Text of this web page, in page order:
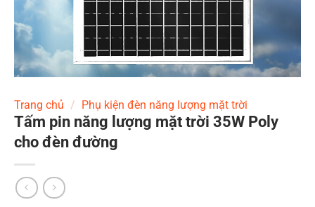
Trang chủ / Phụ kiện đèn năng lượng mặt trời
Tấm pin năng lượng mặt trời 35W Poly
cho đèn đường